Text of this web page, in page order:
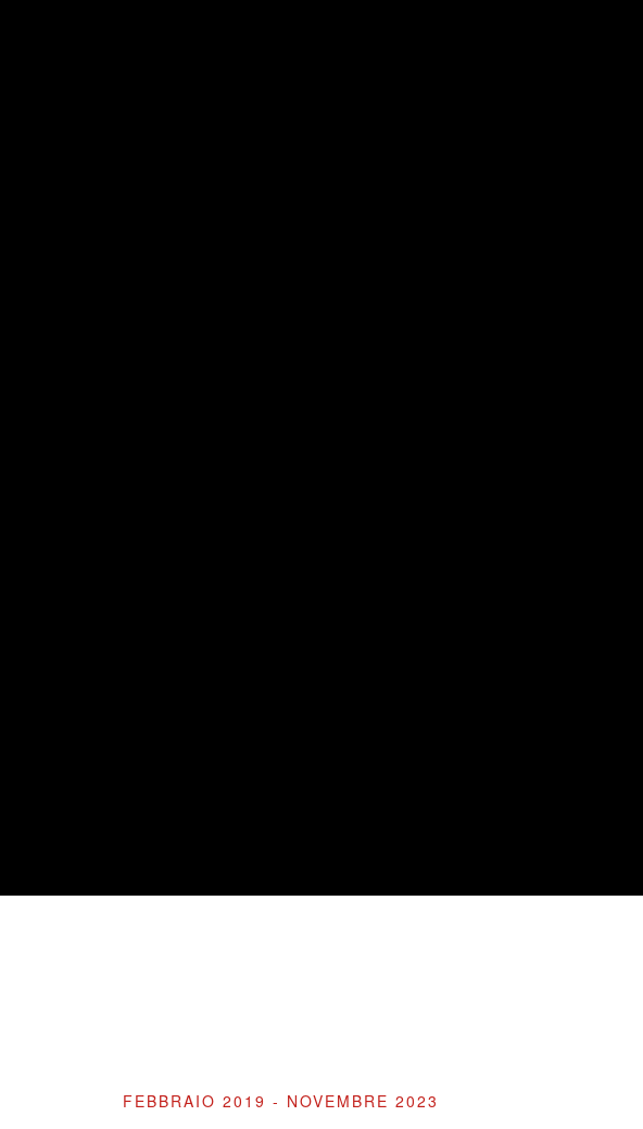
FEBBRAIO 2019 - NOVEMBRE 2023